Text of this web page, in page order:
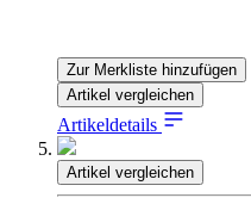
Zur Merkliste hinzufügen
Artikel vergleichen
Artikeldetails
Artikel vergleichen